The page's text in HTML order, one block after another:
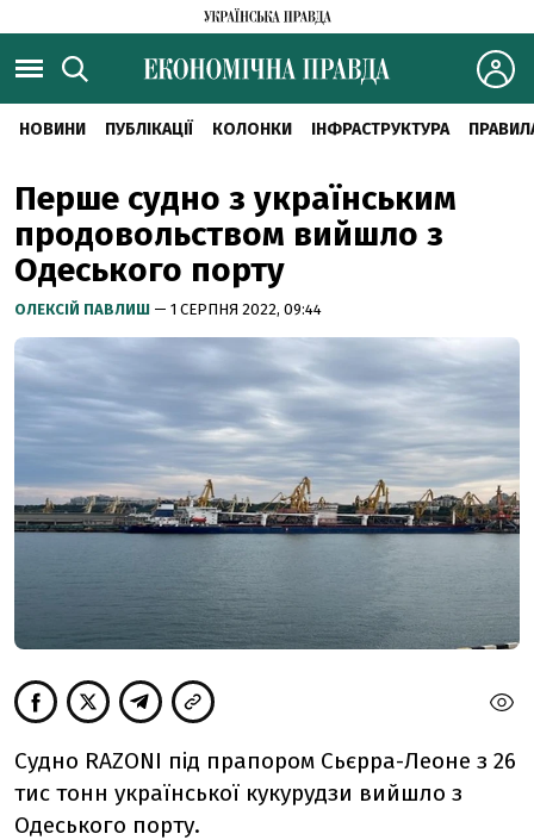
НОВИНИ ПУБЛІКАЦІЇ КОЛОНКИ ІНФРАСТРУКТУРА
Перше судно з українським
продовольством вийшло з
Одеського порту
ОЛЕКСІЙ ПАВЛИШ — 1 СЕРПНЯ 2022, 09:44
Cудно RAZONI під прапором Сьєрра-Леоне з 26
тис тонн української кукурудзи вийшло з
Одеського порту.